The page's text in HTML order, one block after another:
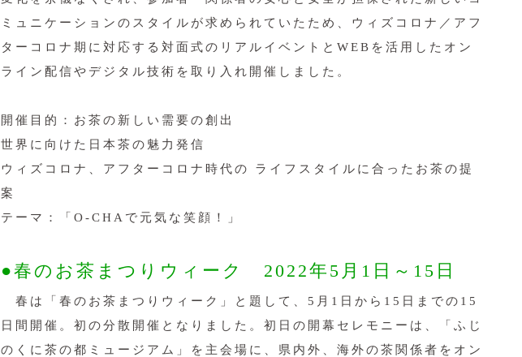
ミュニケーションのスタイルが求められていたため、ウィズコロナ／アフ
ターコロナ期に対応する対面式のリアルイベントとWEBを活用したオン
ライン配信やデジタル技術を取り入れ開催しました。
開催目的：お茶の新しい需要の創出
世界に向けた日本茶の魅力発信
ウィズコロナ、アフターコロナ時代の ライフスタイルに合ったお茶の提
案
テーマ：「O-CHAで元気な笑顔！」
●春のお茶まつりウィーク 2022年5月1日～15日
春は「春のお茶まつりウィーク」と題して、5月1日から15日までの15
日間開催。初の分散開催となりました。初日の開幕セレモニーは、「ふじ
のくに茶の都ミュージアム」を主会場に、県内外、海外の茶関係者をオン